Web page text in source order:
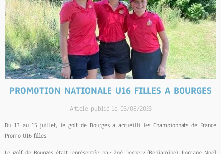
PROMOTION NATIONALE U16 FILLES A BOURGES
Article publié le 03/08/2023
Du 13 au 15 juillet, le golf de Bourges a accueilli les Championnats de France
Promo U16 filles.